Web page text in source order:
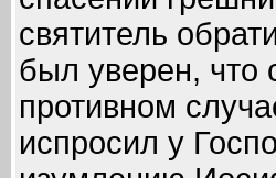
святитель
был уверен, что
противном
испросил у